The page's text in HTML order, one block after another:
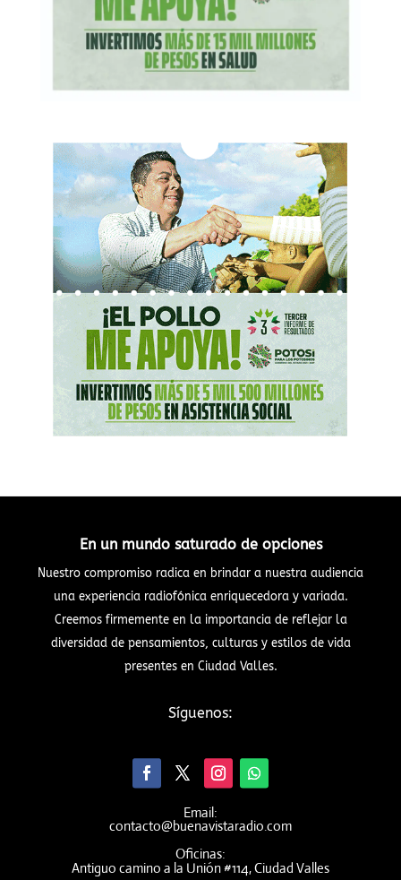
En un mundo saturado de opciones
Nuestro compromiso radica en brindar a nuestra audiencia
una experiencia radiofónica enriquecedora y variada.
Creemos firmemente en la importancia de reflejar la
diversidad de pensamientos, culturas y estilos de vida
presentes en Ciudad Valles.
Síguenos:
Email:
contacto@buenavistaradio.com
Oficinas:
Antiguo camino a la Unión #114, Ciudad Valles